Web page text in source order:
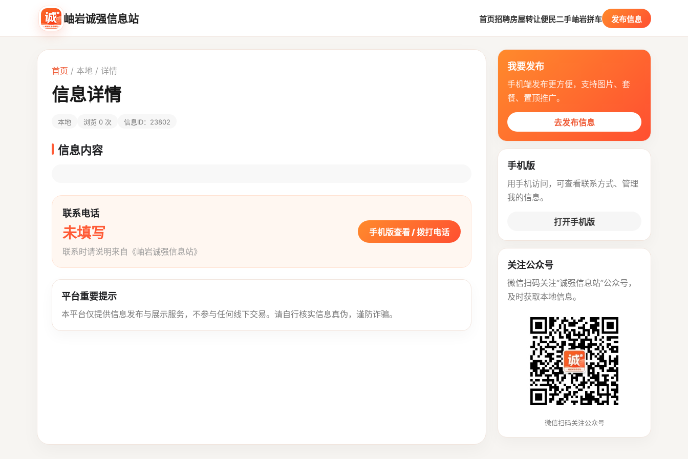
岫岩诚强信息站 首页招聘房屋转让便民二手岫岩拼车 发布信息
首页 / 本地 / 详情
信息详情
本地 浏览 0 次 信息ID：23802
信息内容
联系电话
未填写
联系时请说明来自《岫岩诚强信息站》
手机版查看 / 拨打电话
平台重要提示
本平台仅提供信息发布与展示服务，不参与任何线下交易。请自行核实信息真伪，谨防诈骗。
我要发布
手机端发布更方便，支持图片、套
餐、置顶推广。
去发布信息
手机版
用手机访问，可查看联系方式、管理
我的信息。
打开手机版
关注公众号
微信扫码关注“诚强信息站”公众号，
及时获取本地信息。
微信扫码关注公众号